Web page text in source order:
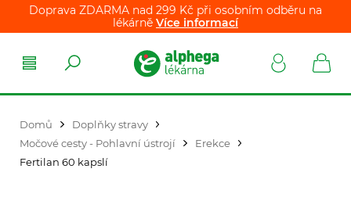
Doprava ZDARMA nad 299 Kč při osobním odběru na
lékárně Více informací
Domů
Doplňky stravy
Močové cesty - Pohlavní ústrojí
Erekce
Fertilan 60 kapslí